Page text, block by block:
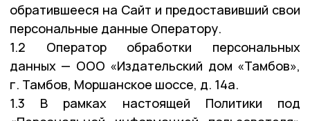
обратившееся на Сайт и предоставивший свои
персональные данные Оператору.
1.2 Оператор обработки персональных
данных — ООО «Издательский дом «Тамбов»,
г. Тамбов, Моршанское шоссе, д. 14а.
1.3 В рамках настоящей Политики под